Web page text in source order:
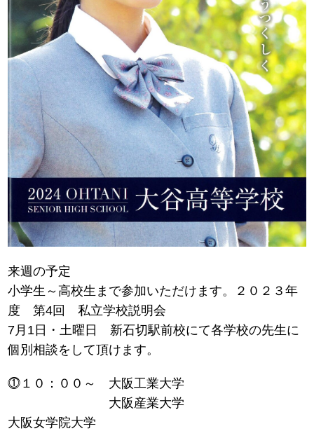
来週の予定
小学生～高校生まで参加いただけます。２０２３年
度 第4回 私立学校説明会
7月1日・土曜日 新石切駅前校にて各学校の先生に
個別相談をして頂けます。
⓵１０：００～ 大阪工業大学
大阪産業大学
大阪女学院大学